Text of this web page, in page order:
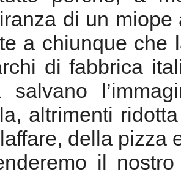
di un
a chiunque che
di fabbrica
salvano
altrimenti
della pizza
il